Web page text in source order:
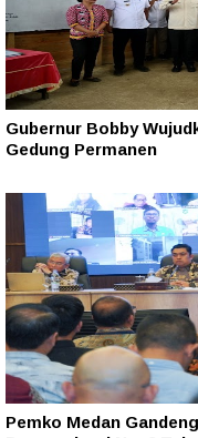
Gubernur Bobby
Gedung Permanen
Pemko Medan